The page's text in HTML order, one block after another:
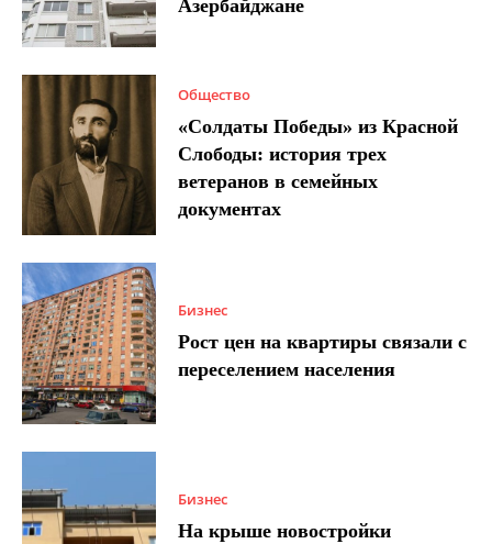
Азербайджане
Общество
«Солдаты Победы» из Красной
Слободы: история трех
ветеранов в семейных
документах
Бизнес
Рост цен на квартиры связали с
переселением населения
Бизнес
На крыше новостройки